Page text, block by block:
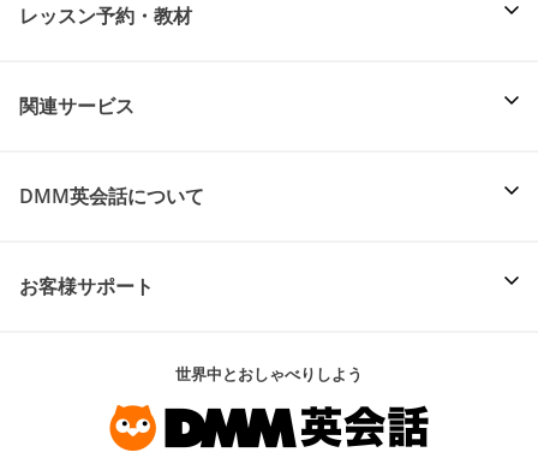
レッスン予約・教材
関連サービス
DMM英会話について
お客様サポート
世界中とおしゃべりしよう